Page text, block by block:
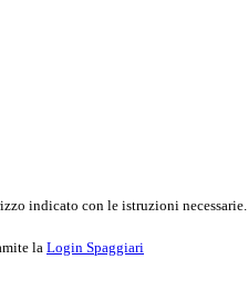
indicato con le istruzioni necessarie.
la Login Spaggiari